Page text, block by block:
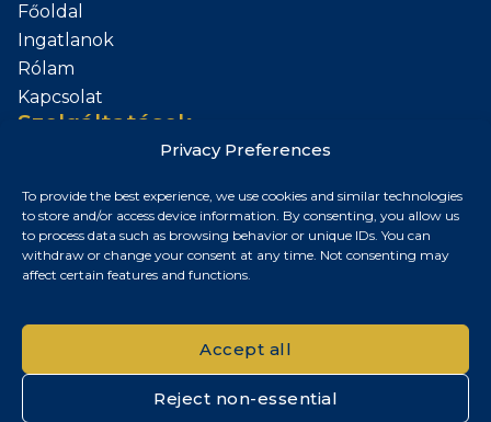
Privacy Preferences
To provide the best experience, we use cookies and similar technologies
to store and/or access device information. By consenting, you allow us
to process data such as browsing behavior or unique IDs. You can
withdraw or change your consent at any time. Not consenting may
affect certain features and functions.
Accept all
Reject non-essential
Főoldal
Ingatlanok
Rólam
Kapcsolat
Szolgáltatások
Kapcsolat
Budapest, Magyarország
+36 30 687 6790